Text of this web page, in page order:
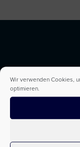
Wir verwenden Cookies,
optimieren.